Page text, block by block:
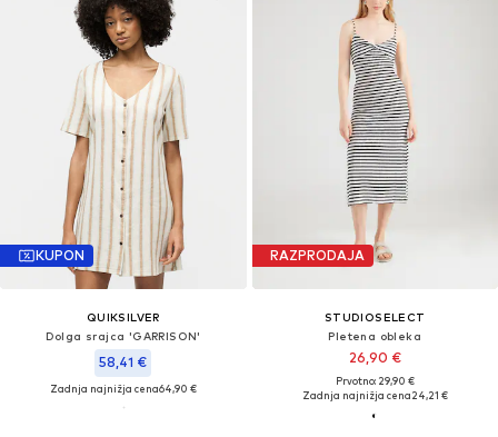
KUPON
QUIKSILVER
Dolga srajca 'GARRISON'
58,41 €
Zadnja najnižja cena64,90 €
RAZPRODAJA
STUDIOSELECT
Pletena obleka
26,90 €
Prvotno: 29,90 €
Zadnja najnižja cena24,21 €